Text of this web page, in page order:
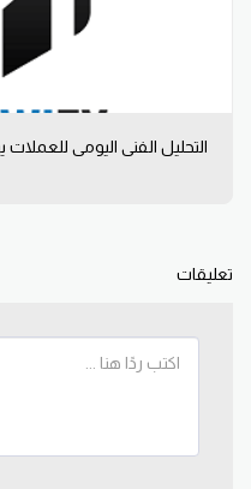
التحليل الفني اليومي للعملات يوم
تعليقات